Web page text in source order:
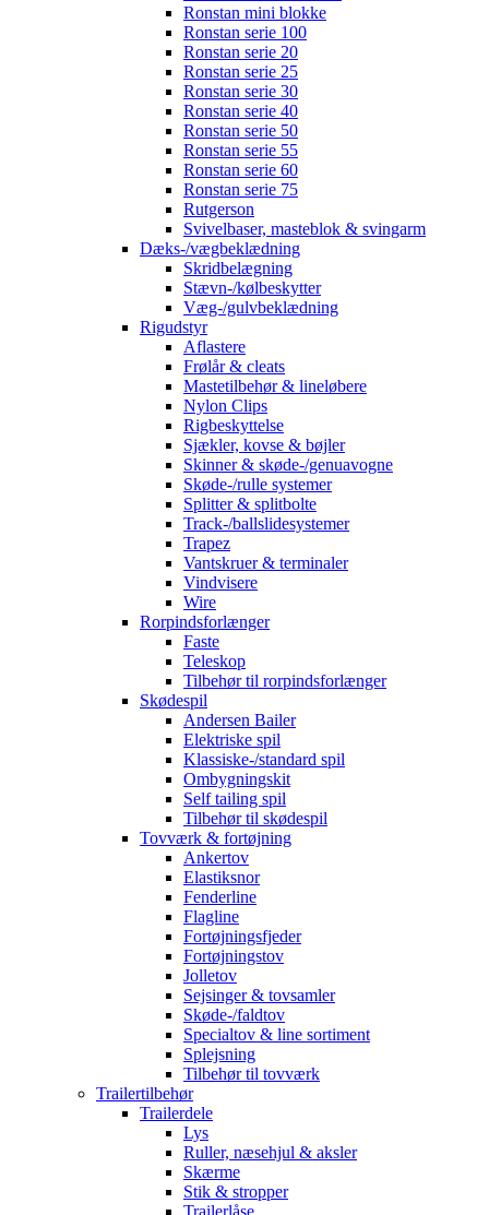
Ronstan mini blokke
Ronstan serie 100
Ronstan serie 20
Ronstan serie 25
Ronstan serie 30
Ronstan serie 40
Ronstan serie 50
Ronstan serie 55
Ronstan serie 60
Ronstan serie 75
Rutgerson
Svivelbaser, masteblok & svingarm
Dæks-/vægbeklædning
Skridbelægning
Stævn-/kølbeskytter
Væg-/gulvbeklædning
Rigudstyr
Aflastere
Frølår & cleats
Mastetilbehør & lineløbere
Nylon Clips
Rigbeskyttelse
Sjækler, kovse & bøjler
Skinner & skøde-/genuavogne
Skøde-/rulle systemer
Splitter & splitbolte
Track-/ballslidesystemer
Trapez
Vantskruer & terminaler
Vindvisere
Wire
Rorpindsforlænger
Faste
Teleskop
Tilbehør til rorpindsforlænger
Skødespil
Andersen Bailer
Elektriske spil
Klassiske-/standard spil
Ombygningskit
Self tailing spil
Tilbehør til skødespil
Tovværk & fortøjning
Ankertov
Elastiksnor
Fenderline
Flagline
Fortøjningsfjeder
Fortøjningstov
Jolletov
Sejsinger & tovsamler
Skøde-/faldtov
Specialtov & line sortiment
Splejsning
Tilbehør til tovværk
Trailertilbehør
Trailerdele
Lys
Ruller, næsehjul & aksler
Skærme
Stik & stropper